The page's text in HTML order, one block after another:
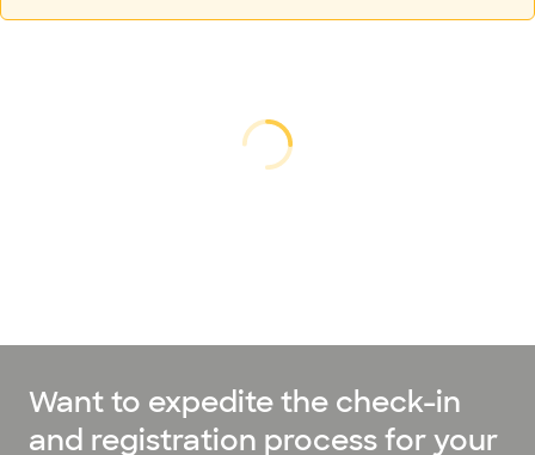
El manejo
del dolor
cargando...
cargando
Want to expedite the check-in
and registration process for your